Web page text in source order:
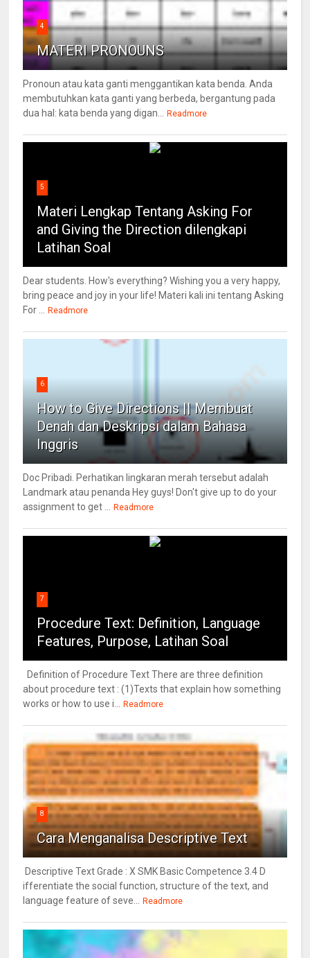
4
MATERI PRONOUNS
Pronoun atau kata ganti menggantikan kata benda. Anda
membutuhkan kata ganti yang berbeda, bergantung pada
dua hal: kata benda yang digan... Readmore
5
Materi Lengkap Tentang Asking For
and Giving the Direction dilengkapi
Latihan Soal
Dear students. How's everything? Wishing you a very happy,
bring peace and joy in your life! Materi kali ini tentang Asking
For ... Readmore
6
How to Give Directions || Membuat
Denah dan Deskripsi dalam Bahasa
Inggris
Doc Pribadi. Perhatikan lingkaran merah tersebut adalah
Landmark atau penanda Hey guys! Don't give up to do your
assignment to get ... Readmore
7
Procedure Text: Definition, Language
Features, Purpose, Latihan Soal
Definition of Procedure Text There are three definition
about procedure text : (1)Texts that explain how something
works or how to use i... Readmore
8
Cara Menganalisa Descriptive Text
Descriptive Text Grade : X SMK Basic Competence 3.4 D
ifferentiate the social function, structure of the text, and
language feature of seve... Readmore